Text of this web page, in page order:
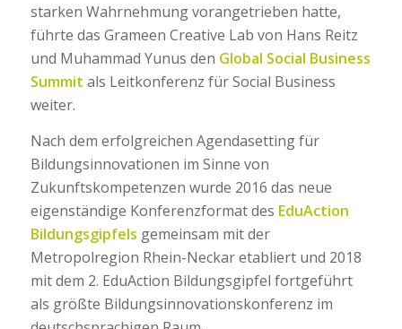
starken Wahrnehmung vorangetrieben hatte,
führte das Grameen Creative Lab von Hans Reitz
und Muhammad Yunus den Global Social Business
Summit als Leitkonferenz für Social Business
weiter.
Nach dem erfolgreichen Agendasetting für
Bildungsinnovationen im Sinne von
Zukunftskompetenzen wurde 2016 das neue
eigenständige Konferenzformat des EduAction
Bildungsgipfels gemeinsam mit der
Metropolregion Rhein-Neckar etabliert und 2018
mit dem 2. EduAction Bildungsgipfel fortgeführt
als größte Bildungsinnovationskonferenz im